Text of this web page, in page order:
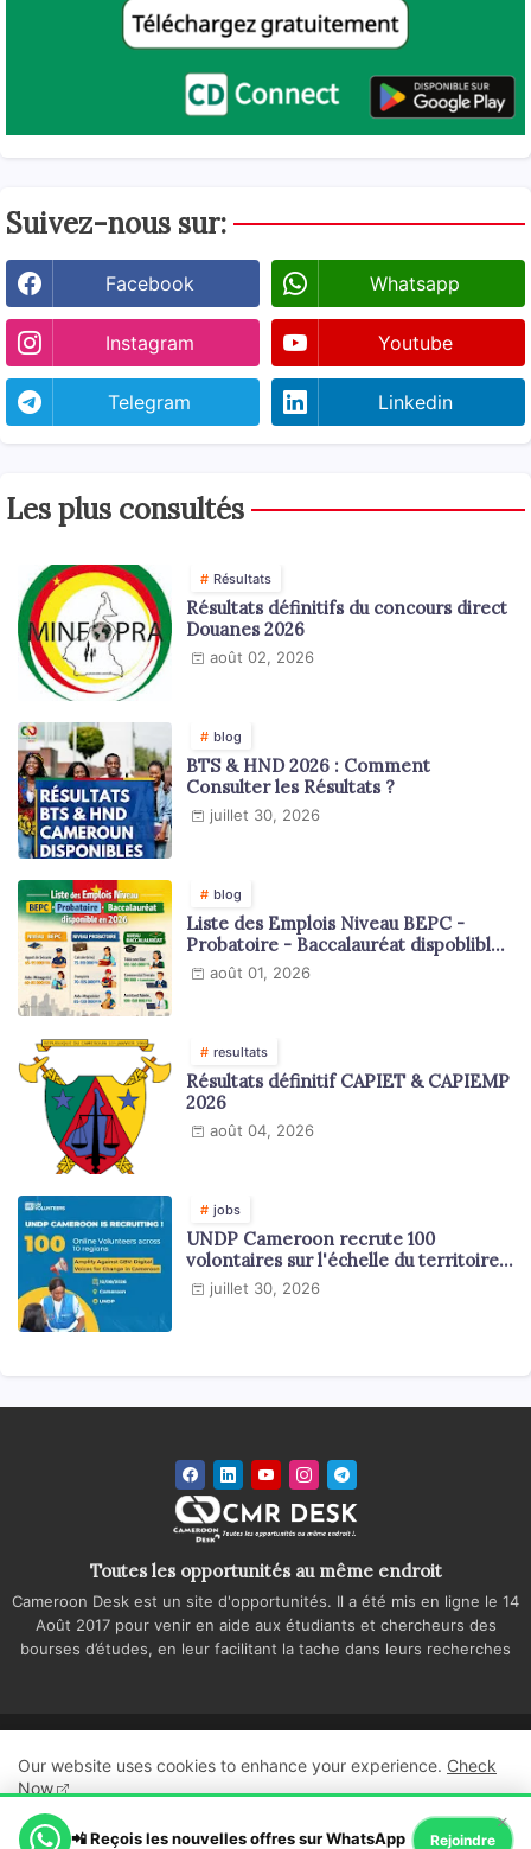
Suivez-nous sur:
Facebook Whatsapp
Instagram Youtube
Telegram Linkedin
Les plus consultés
Résultats
Résultats définitifs du concours direct
Douanes 2026
août 02, 2026
blog
BTS & HND 2026 : Comment
Consulter les Résultats ?
juillet 30, 2026
blog
Liste des Emplois Niveau BEPC -
Probatoire - Baccalauréat dispoblible
en 2026
août 01, 2026
resultats
Résultats définitif CAPIET & CAPIEMP
2026
août 04, 2026
jobs
UNDP Cameroon recrute 100
volontaires sur l'échelle du territoire
national
juillet 30, 2026
Toutes les opportunités au même endroit
Cameroon Desk est un site d'opportunités. Il a été mis en ligne le 14
Août 2017 pour venir en aide aux étudiants et chercheurs des
bourses d’études, en leur facilitant la tache dans leurs recherches
Politique de confidentialité
Regie publicitaire
Our website uses cookies to enhance your experience. Check
Now
Ok, Go it!
×
📲 Reçois les nouvelles offres sur WhatsApp Rejoindre